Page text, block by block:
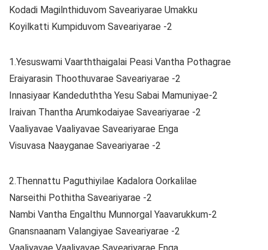
Kodadi Magilnthiduvom Saveariyarae Umakku
Koyilkatti Kumpiduvom Saveariyarae -2
1.Yesuswami Vaarththaigalai Peasi Vantha Pothagrae
Eraiyarasin Thoothuvarae Saveariyarae -2
Innasiyaar Kandeduththa Yesu Sabai Mamuniyae-2
Iraivan Thantha Arumkodaiyae Saveariyarae -2
Vaaliyavae Vaaliyavae Saveariyarae Enga
Visuvasa Naayganae Saveariyarae -2
2.Thennattu Paguthiyilae Kadalora Oorkalilae
Narseithi Pothitha Saveariyarae -2
Nambi Vantha Engalthu Munnorgal Yaavarukkum-2
Gnansnaanam Valangiyae Saveariyarae -2